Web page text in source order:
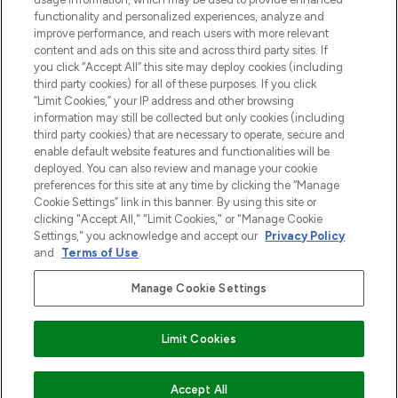
VOEG TOE AAN WINKELMANDJE
Do Not Sell or Share My Personal
Information
HELP & INFORMATIE
BEDRIJFSINFORMATIE
OVER LOOKFANTASTIC
2026 THG Beauty Europe GmbH Maximilianstrasse 54 80538 Munich
Betaal veilig met
functionality and personalized experiences, analyze and
improve performance, and reach users with more relevant
content and ads on this site and across third party sites. If
you click “Accept All” this site may deploy cookies (including
third party cookies) for all of these purposes. If you click
“Limit Cookies,” your IP address and other browsing
information may still be collected but only cookies (including
third party cookies) that are necessary to operate, secure and
enable default website features and functionalities will be
deployed. You can also review and manage your cookie
preferences for this site at any time by clicking the “Manage
Cookie Settings” link in this banner. By using this site or
clicking "Accept All," "Limit Cookies," or "Manage Cookie
Settings," you acknowledge and accept our Privacy Policy
and
Terms of Use.
Manage Cookie Settings
Limit Cookies
Accept All